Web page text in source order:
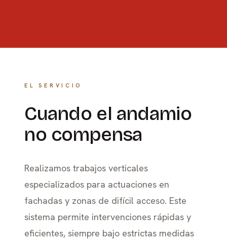
EL SERVICIO
Cuando el andamio
no compensa
Realizamos trabajos verticales
especializados para actuaciones en
fachadas y zonas de difícil acceso. Este
sistema permite intervenciones rápidas y
eficientes, siempre bajo estrictas medidas